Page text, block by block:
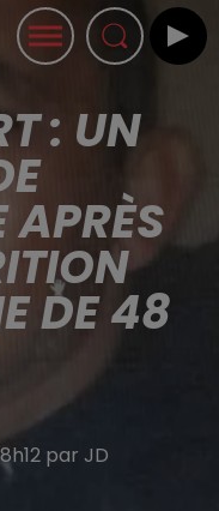
: UN
APRÈS
DE 48
par JD